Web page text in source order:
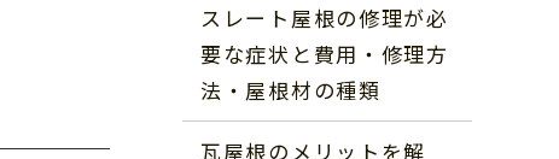
スレート屋根の修理が必
要な症状と費用・修理方
法・屋根材の種類
瓦屋根のメリットを解